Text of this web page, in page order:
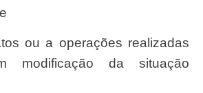
modificação da situação